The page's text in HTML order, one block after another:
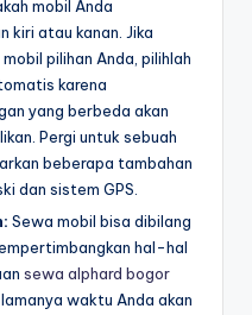
mobil Anda
kiri atau kanan. Jika
pilihan Anda, pilihlah
karena
yang berbeda akan
Pergi untuk sebuah
beberapa tambahan
dan sistem GPS.
Sewa mobil bisa dibilang
hal-hal
sewa alphard bogor
waktu Anda akan